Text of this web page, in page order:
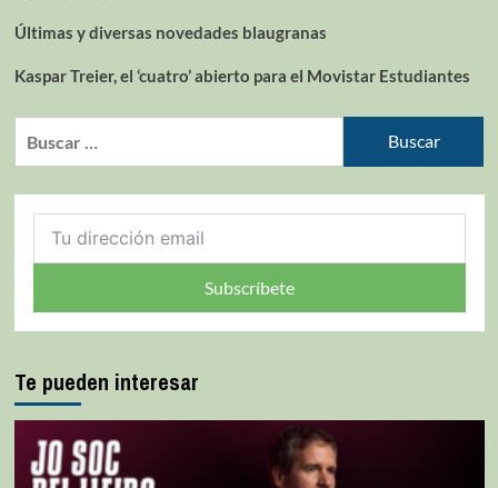
Últimas y diversas novedades blaugranas
Kaspar Treier, el ‘cuatro’ abierto para el Movistar Estudiantes
Subscríbete
Te pueden interesar